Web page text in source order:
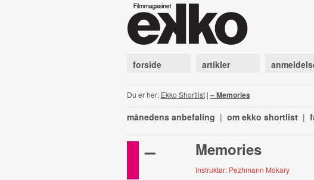
forside artikler
Du er her: Ekko Shortlist| – Memories
månedens anbefaling | om ekko shortlist |
– Memories
Instruktør: Pezhmann Mokary